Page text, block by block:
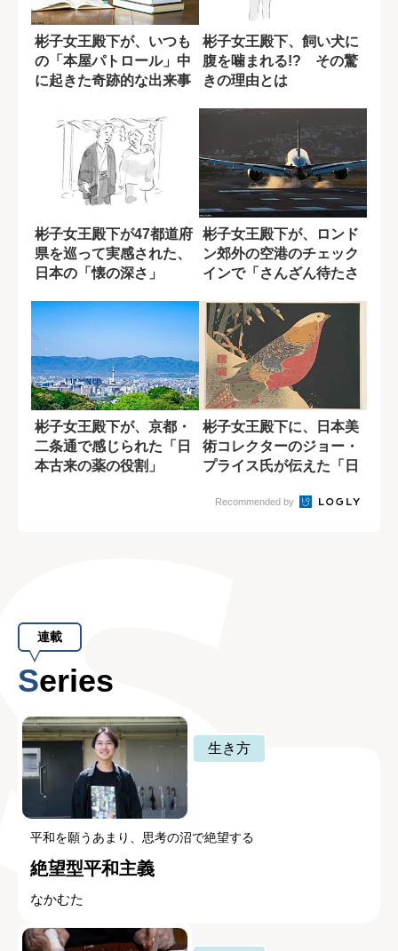
彬子女王殿下が、いつも
の「本屋パトロール」中
に起きた奇跡的な出来事
彬子女王殿下、飼い犬に
腹を噛まれる!? その驚
きの理由とは
彬子女王殿下が47都道府
県を巡って実感された、
日本の「懐の深さ」
彬子女王殿下が、ロンド
ン郊外の空港のチェック
インで「さんざん待たさ
彬子女王殿下が、京都・
二条通で感じられた「日
本古来の薬の役割」
彬子女王殿下に、日本美
術コレクターのジョー・
プライス氏が伝えた「日
Recommended by
連載
Series
生き方
平和を願うあまり、思考の沼で絶望する
絶望型平和主義
なかむた